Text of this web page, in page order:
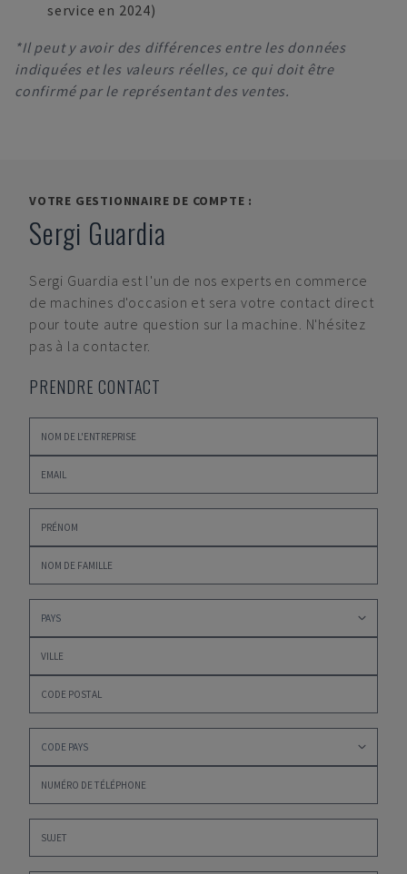
service en 2024)
*Il peut y avoir des différences entre les données
indiquées et les valeurs réelles, ce qui doit être
confirmé par le représentant des ventes.
VOTRE GESTIONNAIRE DE COMPTE :
Sergi Guardia
Sergi Guardia est l'un de nos experts en commerce
de machines d'occasion et sera votre contact direct
pour toute autre question sur la machine. N'hésitez
pas à la contacter.
PRENDRE CONTACT